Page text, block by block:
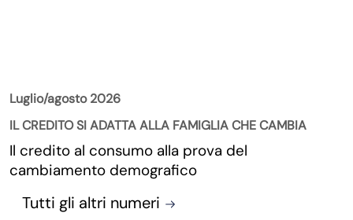
Luglio/agosto 2026
IL CREDITO SI ADATTA ALLA FAMIGLIA CHE CAMBIA
Il credito al consumo alla prova del
cambiamento demografico
Tutti gli altri numeri